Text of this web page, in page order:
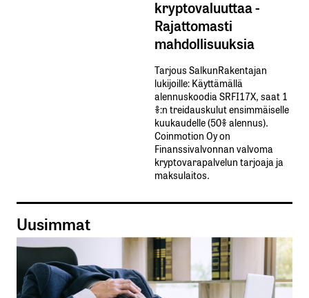
kryptovaluuttaa -
Rajattomasti
mahdollisuuksia
Tarjous SalkunRakentajan
lukijoille: Käyttämällä​ ​
alennuskoodia​ ​SRFI17X,​ ​saat​ ​1
%:n treidauskulut​ ​ensimmäiselle​ ​
kuukaudelle​ ​(50%​ ​alennus).
Coinmotion Oy on
Finanssivalvonnan valvoma
kryptovarapalvelun tarjoaja ja
maksulaitos.
Uusimmat